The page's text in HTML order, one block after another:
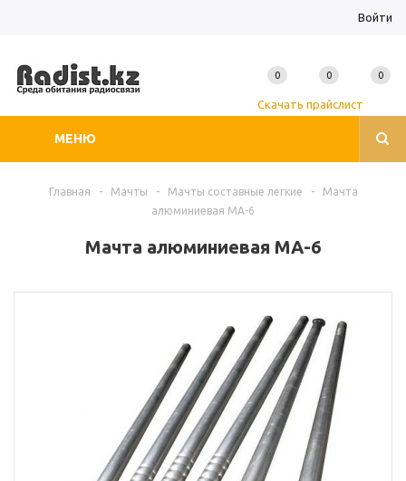
Войти
МЕНЮ
Скачать прайслист
0 0 0
Главная - Мачты - Мачты составные легкие -
Мачта
алюминиевая МА-6
Мачта алюминиевая МА-6